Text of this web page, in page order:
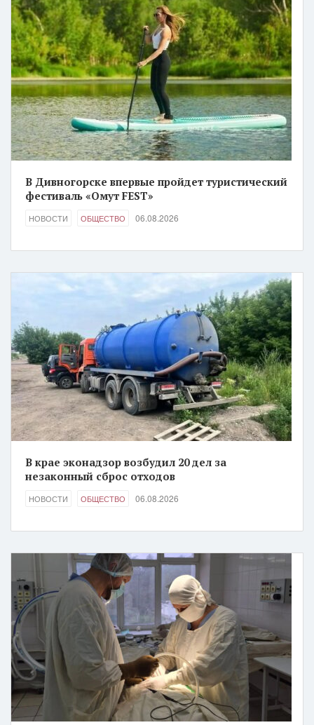
В Дивногорске впервые пройдет туристический
фестиваль «Омут FEST»
НОВОСТИ ОБЩЕСТВО 06.08.2026
В крае эконадзор возбудил 20 дел за
незаконный сброс отходов
НОВОСТИ ОБЩЕСТВО 06.08.2026